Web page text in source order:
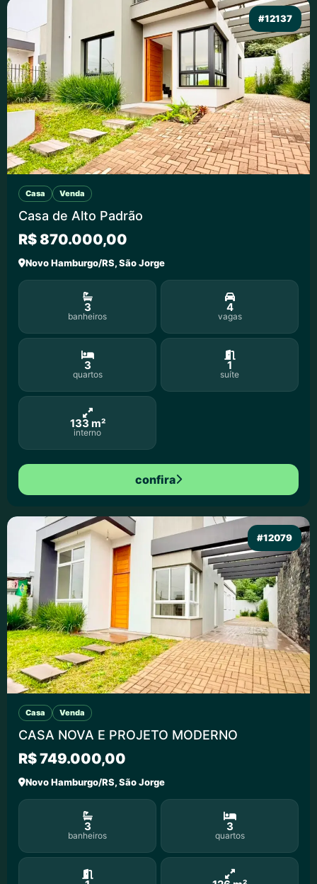
#12137
Casa Venda
Casa de Alto Padrão
R$ 870.000,00
Novo Hamburgo/RS, São Jorge
3
banheiros
4
vagas
3
quartos
1
suíte
133 m²
interno
confira
#12079
Casa Venda
CASA NOVA E PROJETO MODERNO
R$ 749.000,00
Novo Hamburgo/RS, São Jorge
3
banheiros
3
quartos